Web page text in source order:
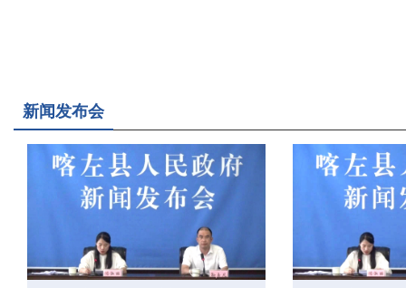
新闻发布会